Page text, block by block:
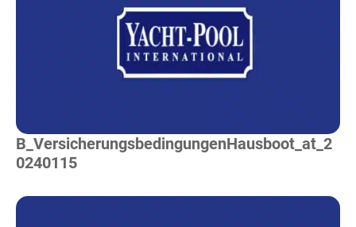
Mehr Lesen
B_VersicherungsbedingungenHausboot_at_2
0240115